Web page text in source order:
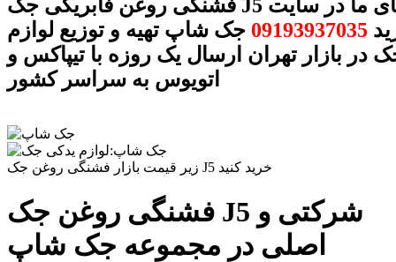
فشنگی روغن فابریکی جک J5 با شماره های ما در سایت
09193937035 جک شاپ تهیه و توزیع لوازم
در بازار تهران ارسال یک روزه با تیپاکس و
اتویوس به سراسر کشور
زیر قیمت بازار فشنگی روغن جک J5 خرید کنید
فشنگی روغن جک J5 شرکتی و
اصلی در مجموعه جک شاپ